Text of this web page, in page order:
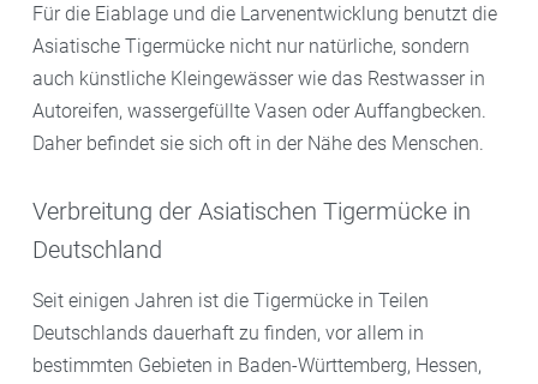
Für die Eiablage und die Larvenentwicklung benutzt die
Asiatische Tigermücke nicht nur natürliche, sondern
auch künstliche Kleingewässer wie das Restwasser in
Autoreifen, wassergefüllte Vasen oder Auffangbecken.
Daher befindet sie sich oft in der Nähe des Menschen.
Verbreitung der Asiatischen Tigermücke in
Deutschland
Seit einigen Jahren ist die Tigermücke in Teilen
Deutschlands dauerhaft zu finden, vor allem in
bestimmten Gebieten in Baden-Württemberg, Hessen,